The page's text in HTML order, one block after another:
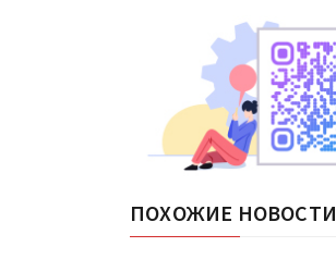
ПОХОЖИЕ НОВОСТИ